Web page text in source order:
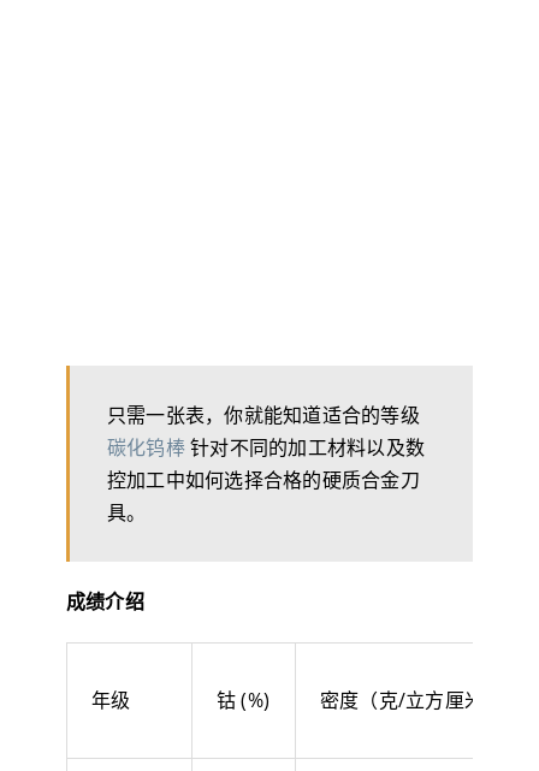
只需一张表，你就能知道适合的等级
碳化钨棒针对不同的加工材料以及数
控加工中如何选择合格的硬质合金刀
具。
成绩介绍
年级 钴 (%) 密度（克/立方厘米）